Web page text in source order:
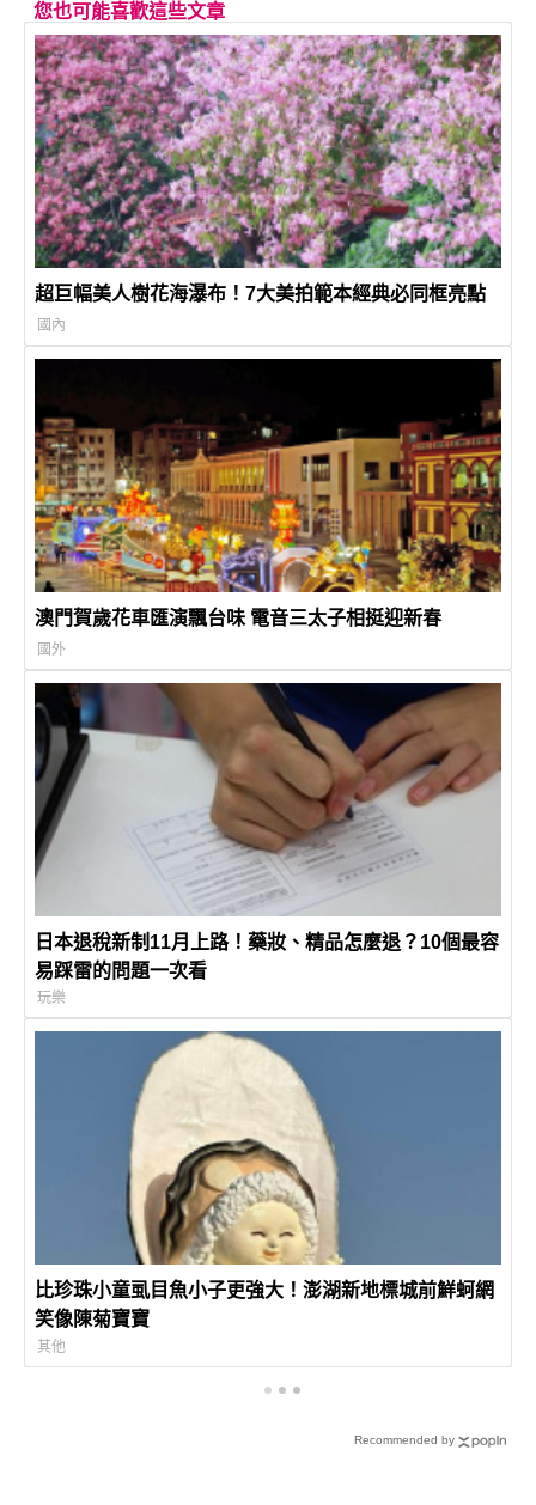
您也可能喜歡這些文章
超巨幅美人樹花海瀑布！7大美拍範本經典必同框亮點
國內
澳門賀歲花車匯演飄台味 電音三太子相挺迎新春
國外
日本退稅新制11月上路！藥妝、精品怎麼退？10個最容
易踩雷的問題一次看
玩樂
比珍珠小童虱目魚小子更強大！澎湖新地標城前鮮蚵網
笑像陳菊寶寶
其他
Recommended by